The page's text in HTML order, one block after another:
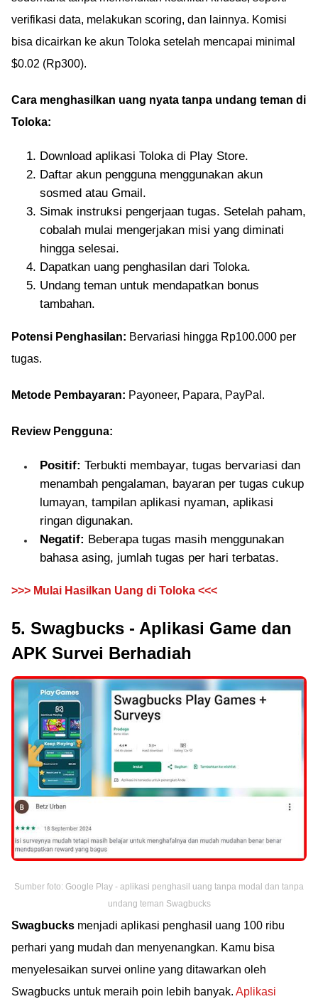
verifikasi data, melakukan scoring, dan lainnya. Komisi
bisa dicairkan ke akun Toloka setelah mencapai minimal
$0.02 (Rp300).
Cara menghasilkan uang nyata tanpa undang teman di
Toloka:
Download aplikasi Toloka di Play Store.
Daftar akun pengguna menggunakan akun
sosmed atau Gmail.
Simak instruksi pengerjaan tugas. Setelah paham,
cobalah mulai mengerjakan misi yang diminati
hingga selesai.
Dapatkan uang penghasilan dari Toloka.
Undang teman untuk mendapatkan bonus
tambahan.
Potensi Penghasilan: Bervariasi hingga Rp100.000 per
tugas.
Metode Pembayaran: Payoneer, Papara, PayPal.
Review Pengguna:
Positif: Terbukti membayar, tugas bervariasi dan
menambah pengalaman, bayaran per tugas cukup
lumayan, tampilan aplikasi nyaman, aplikasi
ringan digunakan.
Negatif: Beberapa tugas masih menggunakan
bahasa asing, jumlah tugas per hari terbatas.
>>> Mulai Hasilkan Uang di Toloka <<<
5. Swagbucks - Aplikasi Game dan
APK Survei Berhadiah
Sumber foto: Google Play - aplikasi penghasil uang tanpa modal dan tanpa
undang teman Swagbucks
Swagbucks menjadi aplikasi penghasil uang 100 ribu
perhari yang mudah dan menyenangkan. Kamu bisa
menyelesaikan survei online yang ditawarkan oleh
Swagbucks untuk meraih poin lebih banyak. Aplikasi